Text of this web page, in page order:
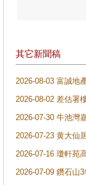
其它新聞稿
2026-08-03 富誠地
2026-08-02 差估署
2026-07-30 牛池灣
2026-07-23 黄大仙
2026-07-16 瓊軒苑
2026-07-09 鑽石山